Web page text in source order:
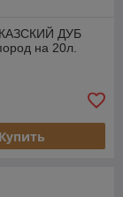
ДУБ
на 20л.
Купить